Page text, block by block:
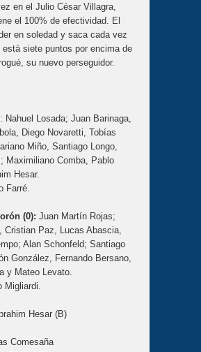
en el Julio César Villagra,
el 100% de efectividad. El
en soledad y saca cada vez
está siete puntos por encima de
su nuevo perseguidor.
: Nahuel Losada; Juan Barinaga,
Diego Novaretti, Tobías
Miño, Santiago Longo,
Maximiliano Comba, Pablo
Hesar.
Farré.
(0): Juan Martín Rojas;
Cristian Paz, Lucas Abascia,
Alan Schonfeld; Santiago
González, Fernando Bersano,
y Mateo Levato.
Migliardi.
Hesar (B)
Comesaña